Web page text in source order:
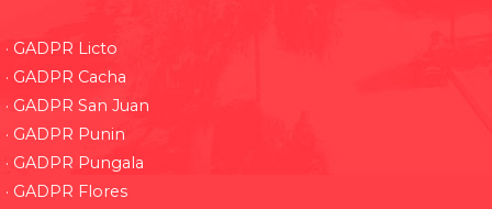
· GADPR Licto
· GADPR Cacha
· GADPR San Juan
· GADPR Punin
· GADPR Pungala
· GADPR Flores